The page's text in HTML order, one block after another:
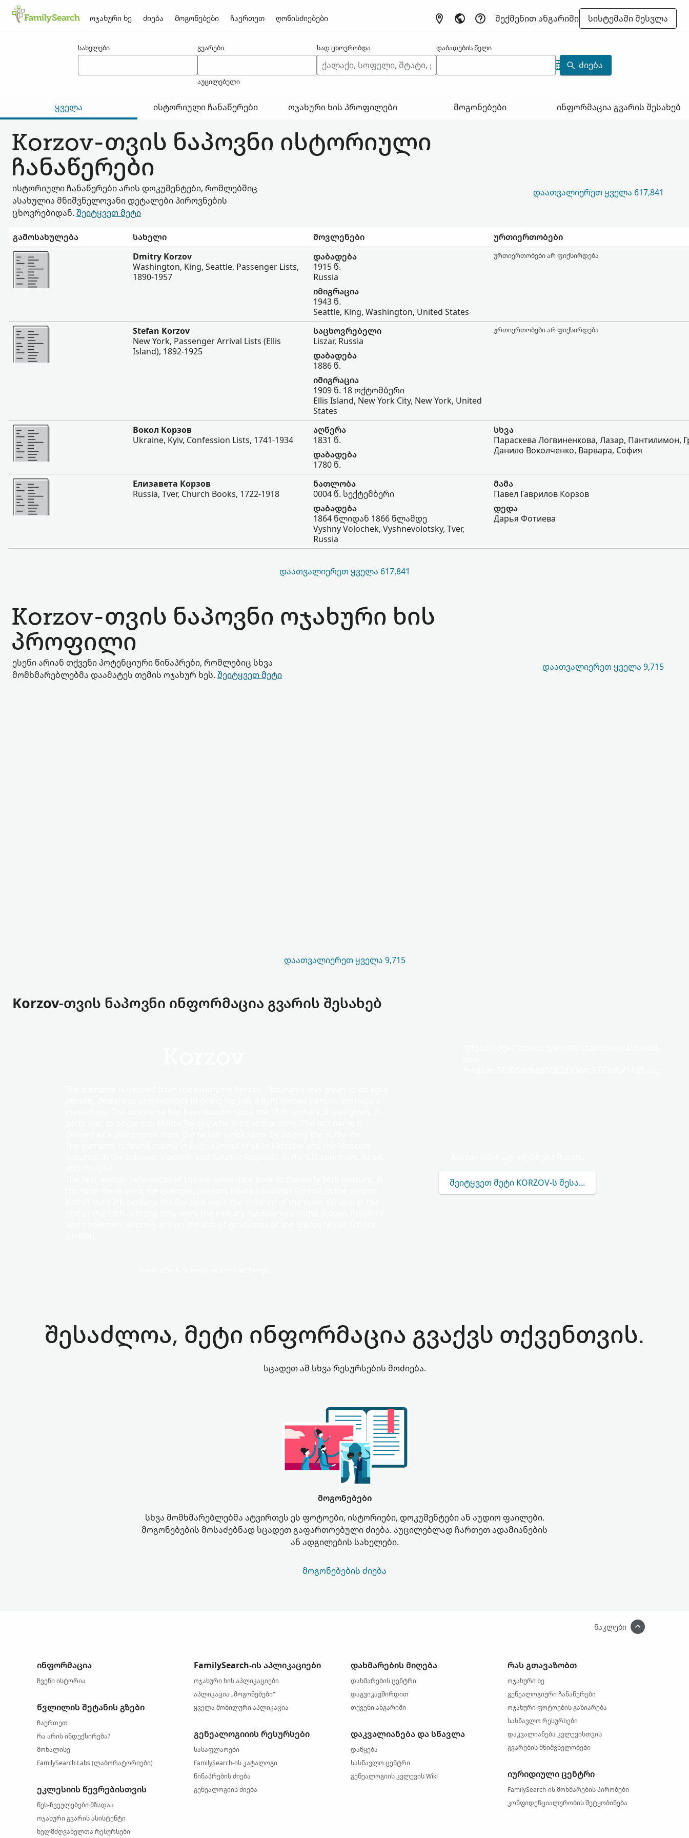
ოჯახური ხე ძიება მოგონებები ჩაერთეთ ღონისძიებები ᲨᲔᲥᲛᲔᲜᲘᲗ ᲐᲜᲒᲐᲠᲘᲨᲘ
ᲡᲘᲡᲢᲔᲛᲐᲨᲘ ᲨᲔᲡᲕᲚᲐ
სახელები გვარები
აუცილებელი
სად ცხოვრობდა დაბადების წელი
ᲫᲘᲔᲑᲐ
ყველა ისტორიული ჩანაწერები ოჯახური ხის პროფილები მოგონებები ინფორმაცია გვარის შესახებ
Korzov-თვის ნაპოვნი ისტორიული
ჩანაწერები
ისტორიული ჩანაწერები არის დოკუმენტები, რომლებშიც
ასახულია მნიშვნელოვანი დეტალები პიროვნების
ცხოვრებიდან. შეიტყვეთ მეტი
ᲓᲐᲐᲗᲕᲐᲚᲘᲔᲠᲔᲗ ᲧᲕᲔᲚᲐ 617,841
გამოსახულება სახელი მოვლენები
ურთიერთობები
შევიტყოთ მეტი
Dmitry Korzov
Washington, King, Seattle, Passenger Lists,
1890-1957
დაბადება
1915 წ.
Russia
იმიგრაცია
1943 წ.
Seattle, King, Washington, United States
ურთიერთობები არ ფიქსირდება
შევიტყოთ მეტი
Stefan Korzov
New York, Passenger Arrival Lists (Ellis
Island), 1892-1925
საცხოვრებელი
Liszar, Russia
დაბადება
1886 წ.
იმიგრაცია
1909 წ. 18 ოქტომბერი
Ellis Island, New York City, New York, United
States
ურთიერთობები არ ფიქსირდება
შევიტყოთ მეტი
Вокол Корзов
Ukraine, Kyiv, Confession Lists, 1741-1934
აღწერა
1831 წ.
დაბადება
1780 წ.
სხვა
Параскева Логвиненкова, Лазар, Пантилимон,
Данило Воколченко, Варвара, София
შევიტყოთ მეტი
Елизавета Корзов
Russia, Tver, Church Books, 1722-1918
ნათლობა
0004 წ. სექტემბერი
დაბადება
1864 წლიდან 1866 წლამდე
Vyshny Volochek, Vyshnevolotsky, Tver,
Russia
მამა
Павел Гаврилов Корзов
დედა
Дарья Фотиева
ᲓᲐᲐᲗᲕᲐᲚᲘᲔᲠᲔᲗ ᲧᲕᲔᲚᲐ 617,841
Korzov-თვის ნაპოვნი ოჯახური ხის
პროფილი
ესენი არიან თქვენი პოტენციური წინაპრები, რომლებიც სხვა
მომხმარებლებმა დაამატეს თემის ოჯახურ ხეს. შეიტყვეთ მეტი
ᲓᲐᲐᲗᲕᲐᲚᲘᲔᲠᲔᲗ ᲧᲕᲔᲚᲐ 9,715
ᲓᲐᲐᲗᲕᲐᲚᲘᲔᲠᲔᲗ ᲧᲕᲔᲚᲐ 9,715
Korzov-თვის ნაპოვნი ინფორმაცია გვარის შესახებ
ᲨᲔᲘᲢᲧᲕᲔᲗ ᲛᲔᲢᲘ KORZOV-Ს ᲨᲔᲡᲐᲮᲔᲑ
შესაძლოა, მეტი ინფორმაცია გვაქვს თქვენთვის.
სცადეთ ამ სხვა რესურსების მოძიება.
მოგონებები
სხვა მომხმარებლებმა ატვირთეს ეს ფოტოები, ისტორიები, დოკუმენტები ან აუდიო ფაილები.
მოგონებების მოსაძებნად სცადეთ გაფართოებული ძიება. აუცილებლად ჩართეთ ადამიანების
ან ადგილების სახელები.
ᲛᲝᲒᲝᲜᲔᲑᲔᲑᲘᲡ ᲫᲘᲔᲑᲐ
ნაკლები
ინფორმაცია
ჩვენი ისტორია
წვლილის შეტანის გზები
ჩაერთეთ
რა არის ინდექსირება?
მოხალისე
FamilySearch Labs (ლაბორატორიები)
ეკლესიის წევრებისთვის
წეს-ჩვეულებები მზადაა
ოჯახური გვარის ასისტენტი
ხელმძღვანელთა რესურსები
FamilySearch-ის აპლიკაციები
ოჯახური ხის აპლიკაციები
აპლიკაცია „მოგონებები“
ყველა მობილური აპლიკაცია
გენეალოგიიის რესურსები
სასაფლაოები
FamilySearch-ის კატალოგი
წინაპრების ძიება
გენეალოგიის ძიება
დახმარების მიღება
დახმარების ცენტრი
დაგვიკავშირდით
თქვენი ანგარიში
დაკვალიანება და სწავლა
დაწყება
სასწავლო ცენტრი
გენეალოგიის კვლევის Wiki
რას გთავაზობთ
ოჯახური ხე
გენეალოგიური ჩანაწერები
ოჯახური ფოტოების გაზიარება
სასწავლო რესურსები
დაკვალიანება კვლევისთვის
გვარების მნიშვნელობები
იურიდიული ცენტრი
FamilySearch-ის მოხმარების პირობები
კონფიდენციალურობის შეტყობინება